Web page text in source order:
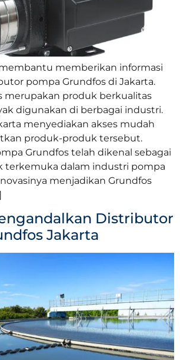
membantu memberikan informasi
pompa Grundfos di Jakarta.
merupakan produk berkualitas
digunakan di berbagai industri.
menyediakan akses mudah
produk-produk tersebut.
Grundfos telah dikenal sebagai
terkemuka dalam industri pompa
menjadikan Grundfos
Distributor
Jakarta